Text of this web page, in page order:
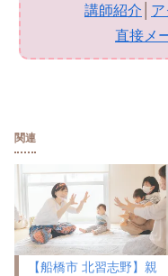
講師紹介
直接メ
関連
【船橋市 北習志野】親